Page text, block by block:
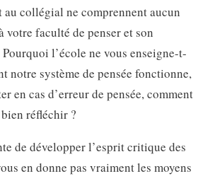
au collégial ne comprennent aucun
votre faculté de penser et son
l’école ne vous enseigne-t-
notre système de pensée fonctionne,
en cas d’erreur de pensée, comment
réfléchir ?
de développer l’esprit critique des
en donne pas vraiment les moyens